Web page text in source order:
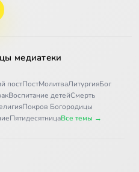
медиатеки
постПостМолитваЛитургияБог
Воспитание детейСмерть
Покров Богородицы
ПятидесятницаВсе темы →